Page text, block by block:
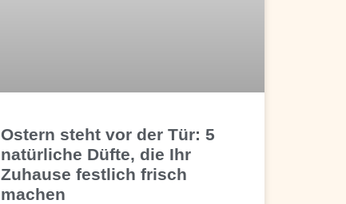
Ostern steht vor der Tür: 5
natürliche Düfte, die Ihr
Zuhause festlich frisch
machen